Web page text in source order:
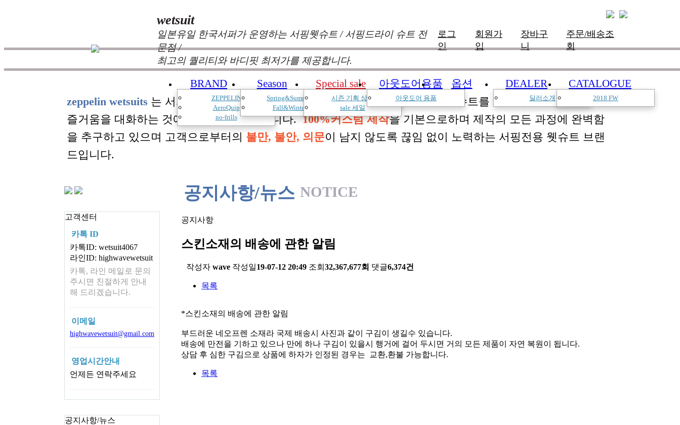
wetsuit
일본유일 한국서퍼가 운영하는 서핑웻슈트 / 서핑드라이 슈트 전
문점 /
최고의 퀄리티와 바디핏 최저가를 제공합니다.
로그
인
회원가
입
장바구
니
주문/배송조
회
BRAND
ZEPPELIN
AeroQuip
no-frills
Season
Spring&Summer
Fall&Winter
Special sale
시즌 기획 상품
sale 세일
아웃도어용품
아웃도어 용품
옵션 DEALER
딜러소개
CATALOGUE
2018 FW
zeppelin wetsuits 는 서퍼들의 느낌과 의견를 듣고 적극 반영하여 매시즌 진화한 슈트를 개발하여 서핑라이프의
즐거움을 대화하는 것에 목표를 두고 있습니다.100%커스텀 제작을 기본으로하며 제작의 모든 과정에 완벽함
을 추구하고 있으며 고객으로부터의 불만, 불안, 의문이 남지 않도록 끊임 없이 노력하는 서핑전용 웻슈트 브랜
드입니다.
고객센터
카톡 ID
카톡ID: wetsuit4067
라인ID: highwavewetsuit
카톡, 라인 메일로 문의
주시면 친절하게 안내
해 드리겠습니다.
이메일
highwavewetsuit@gmail.com
영업시간안내
언제든 연락주세요
공지사항/뉴스
공지사항/뉴스 NOTICE
공지사항
스킨소재의 배송에 관한 알림
작성자 wave 작성일19-07-12 20:49 조회 32,367,677회 댓글6,374건
목록
*스킨소재의 배송에 관한 알림
부드러운 네오프렌 소재라 국제 배송시 사진과 같이 구김이 생길수 있습니다.
배송에 만전을 기하고 있으나 만에 하나 구김이 있을시 행거에 걸어 두시면 거의 모든 제품이 자연 복원이 됩니다.
상담 후 심한 구김으로 상품에 하자가 인정된 경우는 교환,환불 가능합니다.
목록